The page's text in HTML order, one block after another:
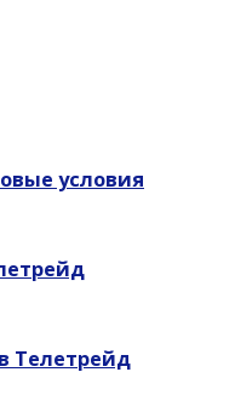
условия
Телетрейд